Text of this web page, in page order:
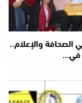
الصحافة والإعلام..
في…